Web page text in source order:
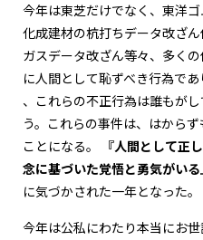
今年は東芝だけでなく、東洋
化成建材の杭打ちデータ改ざ
ガスデータ改ざん等々、多く
に人間として恥ずべき行為で
、これらの不正行為は誰もが
う。これらの事件は、はから
ことになる。
『人間として正
念に基づいた覚悟と勇気がいる
に気づかされた一年となった。
今年は公私にわたり本当にお